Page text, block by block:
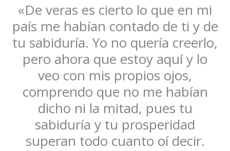
«De veras es cierto lo que en mi
país me habían contado de ti y de
tu sabiduría. Yo no quería creerlo,
pero ahora que estoy aquí y lo
veo con mis propios ojos,
comprendo que no me habían
dicho ni la mitad, pues tu
sabiduría y tu prosperidad
superan todo cuanto oí decir.